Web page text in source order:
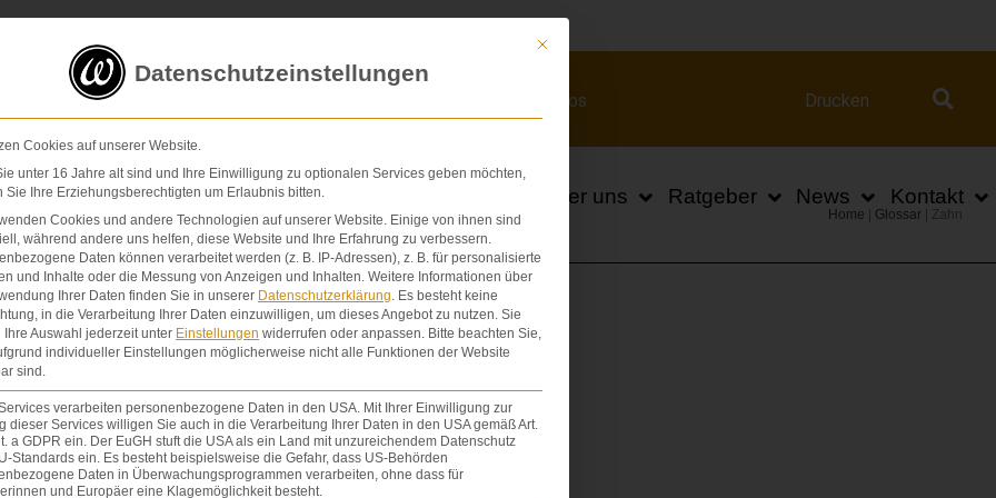
E-Mail Videos Drucken
& Schadensersatz Über uns Ratgeber News Kontakt
Home Glossar| Zahn
Mit diesem Button wird der Dialog geschlossen. Seine Funktionalität ist
Datenschutzeinstellungen
Cookies auf unserer Website.
unter 16 Jahre alt sind und Ihre Einwilligung zu optionalen Services geben möchten,
Sie Ihre Erziehungsberechtigten um Erlaubnis bitten.
Cookies und andere Technologien auf unserer Website. Einige von ihnen sind
während andere uns helfen, diese Website und Ihre Erfahrung zu verbessern.
Daten können verarbeitet werden (z. B. IP-Adressen), z. B. für personalisierte
und Inhalte oder die Messung von Anzeigen und Inhalten. Weitere Informationen über
Ihrer Daten finden Sie in unserer Datenschutzerklärung. Es besteht keine
in die Verarbeitung Ihrer Daten einzuwilligen, um dieses Angebot zu nutzen. Sie
Ihre Auswahl jederzeit unter Einstellungen widerrufen oder anpassen. Bitte beachten Sie,
individueller Einstellungen möglicherweise nicht alle Funktionen der Website
sind.
verarbeiten personenbezogene Daten in den USA. Mit Ihrer Einwilligung zur
dieser Services willigen Sie auch in die Verarbeitung Ihrer Daten in den USA gemäß Art.
a GDPR ein. Der EuGH stuft die USA als ein Land mit unzureichendem Datenschutz
Standards ein. Es besteht beispielsweise die Gefahr, dass US-Behörden
Daten in Überwachungsprogrammen verarbeiten, ohne dass für
und Europäer eine Klagemöglichkeit besteht.